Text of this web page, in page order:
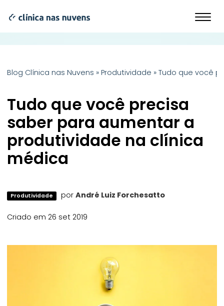
Blog Clínica nas Nuvens » Produtividade »Tudo que você
Tudo que você precisa
saber para aumentar a
produtividade na clínica
médica
Produtividade por André Luiz Forchesatto
Criado em 26 set 2019